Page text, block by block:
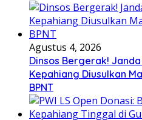
Agustus 4, 2026
Dinsos Bergerak!
Kepahiang Diusulkan
BPNT